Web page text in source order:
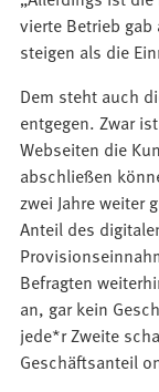
vierte Betrieb
steigen als die
Dem steht auch
entgegen. Zwar
Webseiten die
abschließen
zwei Jahre weiter
Anteil des
Befragten
an, gar kein
jede*r Zweite
Geschäftsanteil